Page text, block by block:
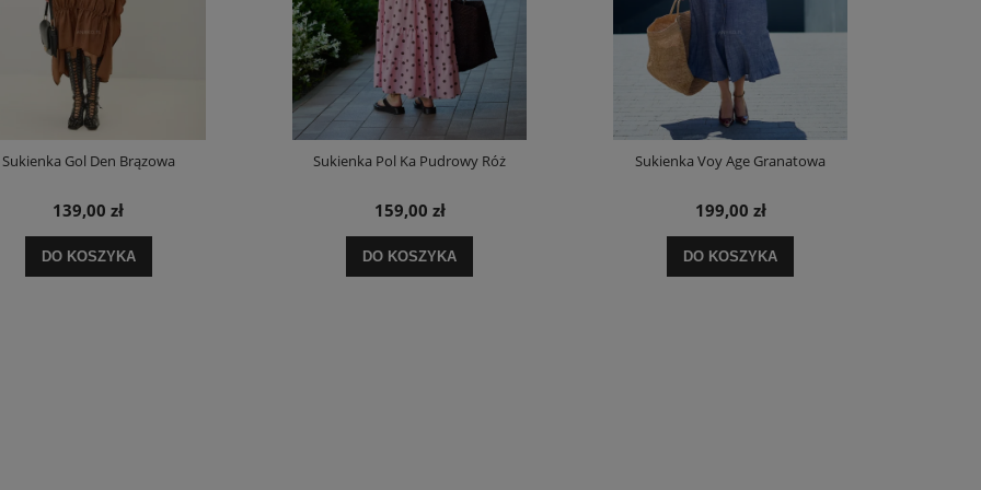
Sukienka Gol Den Brązowa
139,00 zł
DO KOSZYKA
Sukienka Pol Ka Pudrowy Róż
159,00 zł
DO KOSZYKA
Sukienka Voy Age Granatowa
199,00 zł
DO KOSZYKA